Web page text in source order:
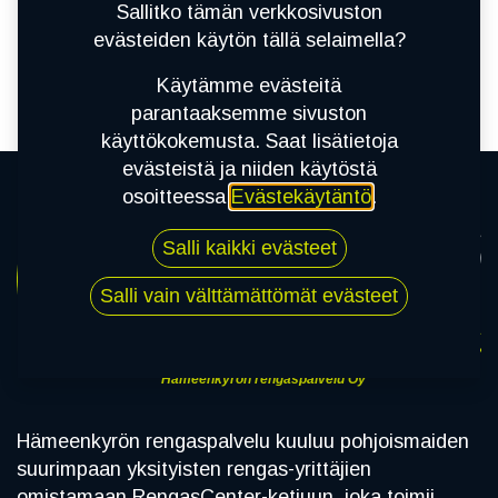
Tuotetta ei ole määritetty kategoriassa "
TARVIKKEET / MUTTERIT
Hämeenkyrön rengaspalvelu Oy
Hämeenkyrön rengaspalvelu kuuluu pohjoismaiden
suurimpaan yksityisten rengas-yrittäjien
Sallitko tämän verkkosivuston
evästeiden käytön tällä selaimella?
Käytämme evästeitä
parantaaksemme sivuston
käyttökokemusta. Saat lisätietoja
evästeistä ja niiden käytöstä
osoitteessa Evästekäytäntö.
Salli kaikki evästeet
Salli vain välttämättömät evästeet